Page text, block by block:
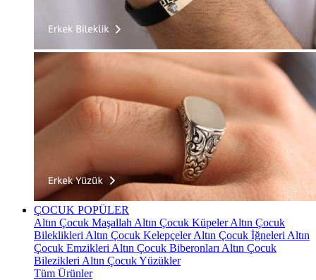
ÇOCUK POPÜLER
Altın Çocuk Maşallah Altın Çocuk KüpelerAltın Çocuk
Bileklikleri Altın Çocuk KelepçelerAltın Çocuk İğneleri Altın
Çocuk Emzikleri Altın Çocuk Biberonları Altın Çocuk
Bilezikleri Altın Çocuk Yüzükler
Tüm Ürünler